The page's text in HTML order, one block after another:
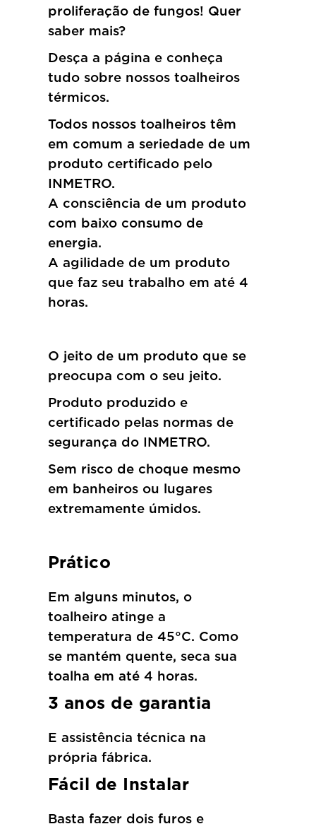
proliferação de fungos! Quer
saber mais?
Desça a página e conheça
tudo sobre nossos toalheiros
térmicos.
Todos nossos toalheiros têm
em comum a seriedade de um
produto certificado pelo
INMETRO.
A consciência de um produto
com baixo consumo de
energia.
A agilidade de um produto
que faz seu trabalho em até 4
horas.
O jeito de um produto que se
preocupa com o seu jeito.
Produto produzido e
certificado pelas normas de
segurança do INMETRO.
Sem risco de choque mesmo
em banheiros ou lugares
extremamente úmidos.
Prático
Em alguns minutos, o
toalheiro atinge a
temperatura de 45°C. Como
se mantém quente, seca sua
toalha em até 4 horas.
3 anos de garantia
E assistência técnica na
própria fábrica.
Fácil de Instalar
Basta fazer dois furos e